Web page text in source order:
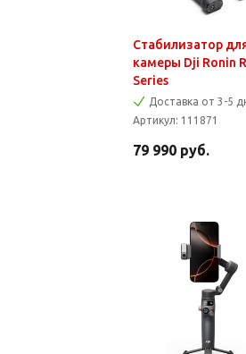
Стабилизатор
камеры Dji Ronin
Series
Доставка от 3-5
Артикул: 111871
79 990 руб.